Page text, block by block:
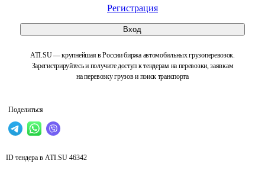
Регистрация
Вход
ATI.SU — крупнейшая в России биржа автомобильных грузоперевозок.
Зарегистрируйтесь и получите доступ к тендерам на перевозки, заявкам
на перевозку грузов и поиск транспорта
Поделиться
ID тендера в ATI.SU 46342